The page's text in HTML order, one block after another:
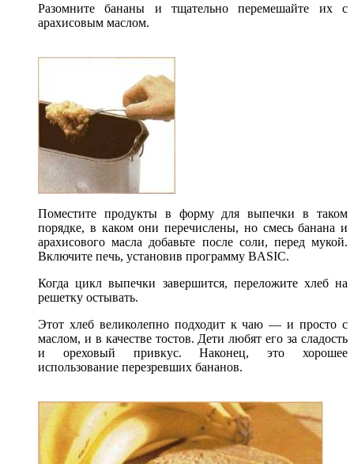
Разомните бананы и тщательно перемешайте их с
арахисовым маслом.
Поместите продукты в форму для выпечки в таком
порядке, в каком они перечислены, но смесь банана и
арахисового масла добавьте после соли, перед мукой.
Включите печь, установив программу BASIC.
Когда цикл выпечки завершится, переложите хлеб на
решетку остывать.
Этот хлеб великолепно подходит к чаю — и просто с
маслом, и в качестве тостов. Дети любят его за сладость
и ореховый привкус. Наконец, это хорошее
использование перезревших бананов.